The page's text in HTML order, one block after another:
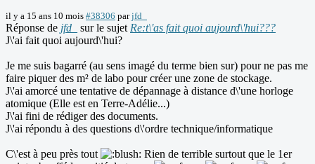
il y a 15 ans 10 mois #38306 parjfd_
Réponse de jfd_ sur le sujet Re:t\'as fait quoi aujourd\'hui???
J\'ai fait quoi aujourd\'hui?
Je me suis bagarré (au sens imagé du terme bien sur) pour ne pas me
faire piquer des m² de labo pour créer une zone de stockage.
J\'ai amorcé une tentative de dépannage à distance d\'une horloge
atomique (Elle est en Terre-Adélie...)
J\'ai fini de rédiger des documents.
J\'ai répondu à des questions d\'ordre technique/informatique
C\'est à peu près tout
Rien de terrible surtout que le 1er